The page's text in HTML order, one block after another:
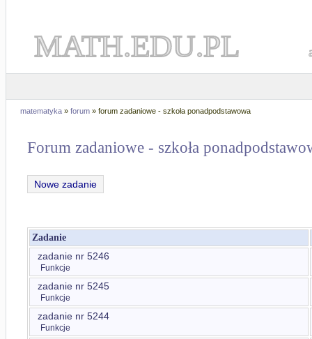
MATH.EDU.PL
matematyka » forum » forum zadaniowe - szkoła ponadpodstawowa
Forum zadaniowe - szkoła
Nowe zadanie
Zadanie
zadanie nr 5246
Funkcje
zadanie nr 5245
Funkcje
zadanie nr 5244
Funkcje